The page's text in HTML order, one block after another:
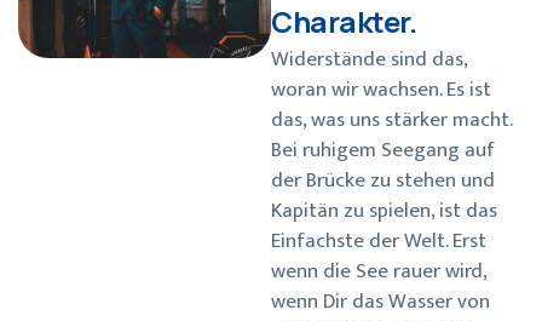
Charakter.
Widerstände sind das,
woran wir wachsen. Es ist
das, was uns stärker macht.
Bei ruhigem Seegang auf
der Brücke zu stehen und
Kapitän zu spielen, ist das
Einfachste der Welt. Erst
wenn die See rauer wird,
wenn Dir das Wasser von